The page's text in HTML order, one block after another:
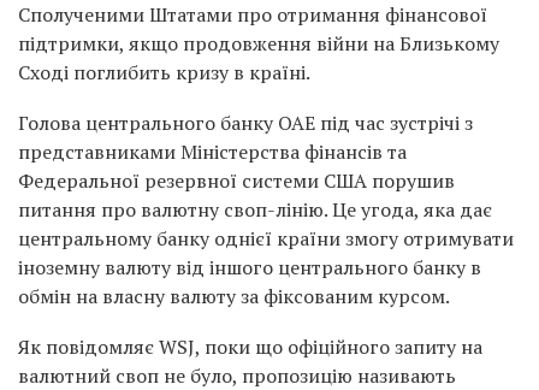
Сполученими Штатами про отримання фінансової
підтримки, якщо продовження війни на Близькому
Сході поглибить кризу в країні.
Голова центрального банку ОАЕ під час зустрічі з
представниками Міністерства фінансів та
Федеральної резервної системи США порушив
питання про валютну своп-лінію. Це угода, яка дає
центральному банку однієї країни змогу отримувати
іноземну валюту від іншого центрального банку в
обмін на власну валюту за фіксованим курсом.
Як повідомляє WSJ, поки що офіційного запиту на
валютний своп не було, пропозицію називають